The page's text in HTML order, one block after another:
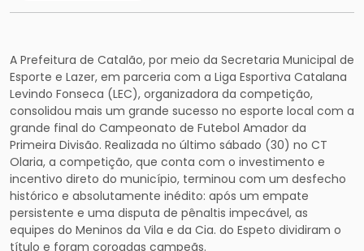
A Prefeitura de Catalão, por meio da Secretaria Municipal de
Esporte e Lazer, em parceria com a Liga Esportiva Catalana
Levindo Fonseca (LEC), organizadora da competição,
consolidou mais um grande sucesso no esporte local com a
grande final do Campeonato de Futebol Amador da
Primeira Divisão. Realizada no último sábado (30) no CT
Olaria, a competição, que conta com o investimento e
incentivo direto do município, terminou com um desfecho
histórico e absolutamente inédito: após um empate
persistente e uma disputa de pênaltis impecável, as
equipes do Meninos da Vila e da Cia. do Espeto dividiram o
título e foram coroadas campeãs.